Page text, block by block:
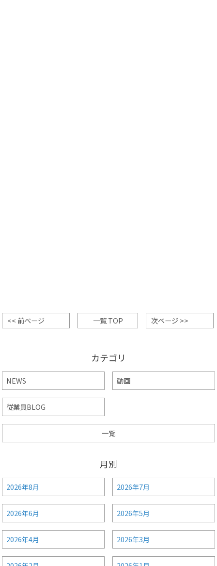
<< 前ページ 一覧 TOP 次ページ >>
カテゴリ
NEWS 動画
従業員BLOG
一覧
月別
2026年8月 2026年7月
2026年6月 2026年5月
2026年4月 2026年3月